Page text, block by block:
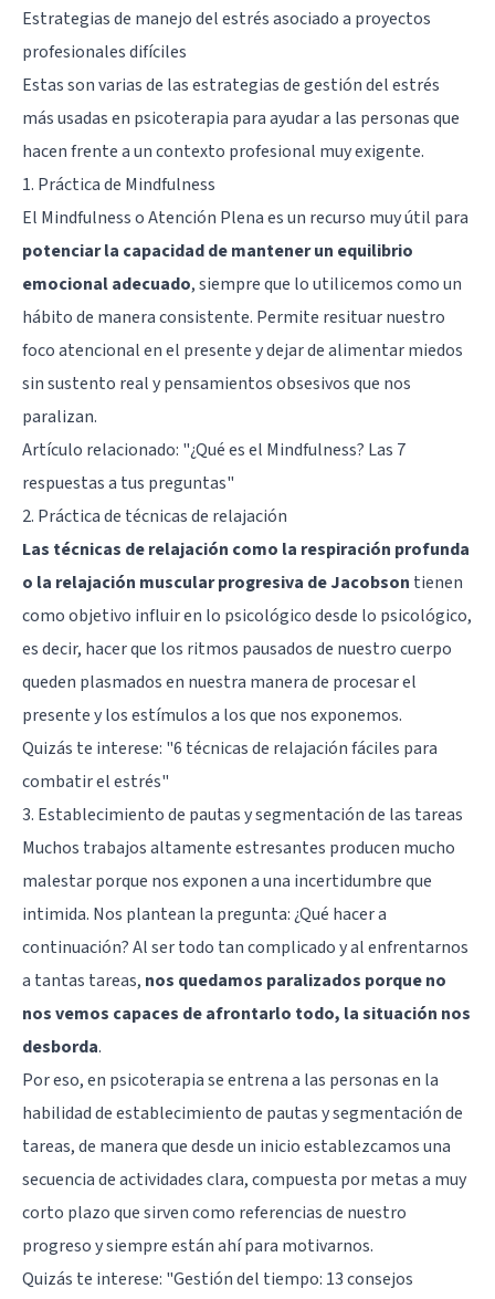
Estrategias de manejo del estrés asociado a proyectos
profesionales difíciles
Estas son varias de las estrategias de gestión del estrés
más usadas en psicoterapia para ayudar a las personas que
hacen frente a un contexto profesional muy exigente.
1. Práctica de Mindfulness
El Mindfulness o Atención Plena es un recurso muy útil para
potenciar la capacidad de mantener un equilibrio
emocional adecuado, siempre que lo utilicemos como un
hábito de manera consistente. Permite resituar nuestro
foco atencional en el presente y dejar de alimentar miedos
sin sustento real y pensamientos obsesivos que nos
paralizan.
Artículo relacionado: "¿Qué es el Mindfulness? Las 7
respuestas a tus preguntas"
2. Práctica de técnicas de relajación
Las técnicas de relajación como la respiración profunda
o la relajación muscular progresiva de Jacobson tienen
como objetivo influir en lo psicológico desde lo psicológico,
es decir, hacer que los ritmos pausados de nuestro cuerpo
queden plasmados en nuestra manera de procesar el
presente y los estímulos a los que nos exponemos.
Quizás te interese: "6 técnicas de relajación fáciles para
combatir el estrés"
3. Establecimiento de pautas y segmentación de las tareas
Muchos trabajos altamente estresantes producen mucho
malestar porque nos exponen a una incertidumbre que
intimida. Nos plantean la pregunta: ¿Qué hacer a
continuación? Al ser todo tan complicado y al enfrentarnos
a tantas tareas, nos quedamos paralizados porque no
nos vemos capaces de afrontarlo todo, la situación nos
desborda.
Por eso, en psicoterapia se entrena a las personas en la
habilidad de establecimiento de pautas y segmentación de
tareas, de manera que desde un inicio establezcamos una
secuencia de actividades clara, compuesta por metas a muy
corto plazo que sirven como referencias de nuestro
progreso y siempre están ahí para motivarnos.
Quizás te interese: "Gestión del tiempo: 13 consejos